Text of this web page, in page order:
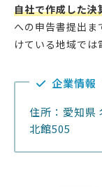
自社で作成した決
への申告書提出
けている地域では
企業情報
住所：愛知県
北館505